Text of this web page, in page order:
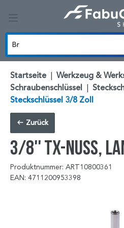
Startseite | Werkzeug &
Schraubenschlüssel |
Steckschlüssel 3/8 Zoll
Zurück
3/8'' TX-Nuss,
Produktnummer: ART10800361
EAN: 4711200953398